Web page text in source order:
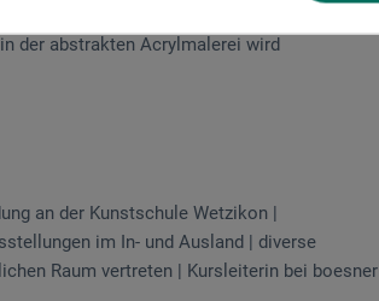
der abstrakten Acrylmalerei wird
an der Kunstschule Wetzikon |
im In- und Ausland | diverse
Raum vertreten | Kursleiterin bei boesner